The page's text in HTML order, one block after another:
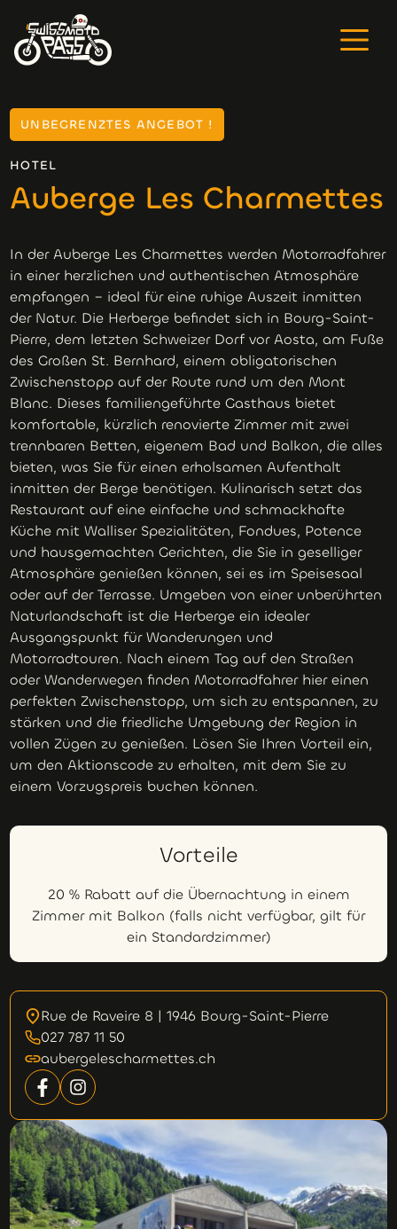
UNBEGRENZTES ANGEBOT !
HOTEL
Auberge Les Charmettes
In der Auberge Les Charmettes werden Motorradfahrer
in einer herzlichen und authentischen Atmosphäre
empfangen – ideal für eine ruhige Auszeit inmitten
der Natur. Die Herberge befindet sich in Bourg-Saint-
Pierre, dem letzten Schweizer Dorf vor Aosta, am Fuße
des Großen St. Bernhard, einem obligatorischen
Zwischenstopp auf der Route rund um den Mont
Blanc. Dieses familiengeführte Gasthaus bietet
komfortable, kürzlich renovierte Zimmer mit zwei
trennbaren Betten, eigenem Bad und Balkon, die alles
bieten, was Sie für einen erholsamen Aufenthalt
inmitten der Berge benötigen. Kulinarisch setzt das
Restaurant auf eine einfache und schmackhafte
Küche mit Walliser Spezialitäten, Fondues, Potence
und hausgemachten Gerichten, die Sie in geselliger
Atmosphäre genießen können, sei es im Speisesaal
oder auf der Terrasse. Umgeben von einer unberührten
Naturlandschaft ist die Herberge ein idealer
Ausgangspunkt für Wanderungen und
Motorradtouren. Nach einem Tag auf den Straßen
oder Wanderwegen finden Motorradfahrer hier einen
perfekten Zwischenstopp, um sich zu entspannen, zu
stärken und die friedliche Umgebung der Region in
vollen Zügen zu genießen. Lösen Sie Ihren Vorteil ein,
um den Aktionscode zu erhalten, mit dem Sie zu
einem Vorzugspreis buchen können.
Vorteile
20 % Rabatt auf die Übernachtung in einem
Zimmer mit Balkon (falls nicht verfügbar, gilt für
ein Standardzimmer)
Rue de Raveire 8 | 1946 Bourg-Saint-Pierre
027 787 11 50
aubergelescharmettes.ch